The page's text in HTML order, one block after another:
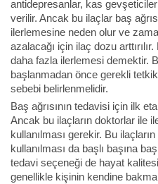
antidepresanlar, kas
verilir. Ancak bu ilaçlar baş
ilerlemesine neden olur ve
azalacağı için ilaç dozu
daha fazla ilerlemesi demektir.
başlanmadan önce gerekli
sebebi belirlenmelidir.
Baş ağrısının tedavisi için ilk
Ancak bu ilaçların doktorlar ile
kullanılması gerekir. Bu
kullanılması da başlı başına
tedavi seçeneği de hayat
genellikle kişinin kendine